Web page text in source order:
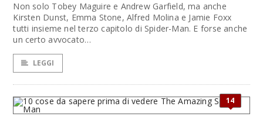
Non solo Tobey Maguire e Andrew Garfield, ma anche
Kirsten Dunst, Emma Stone, Alfred Molina e Jamie Foxx
tutti insieme nel terzo capitolo di Spider-Man. E forse anche
un certo avvocato…
LEGGI
14